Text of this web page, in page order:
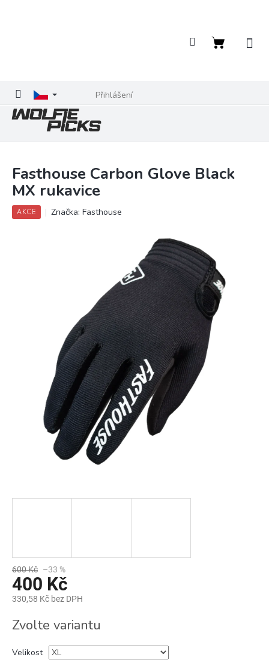
Přihlášení
Nákupní
Fasthouse Carbon Glove Black
MX rukavice
AKCE Značka: Fasthouse
600 Kč –33 %
400 Kč
330,58 Kč bez DPH
cena:
Zvolte variantu
Velikost